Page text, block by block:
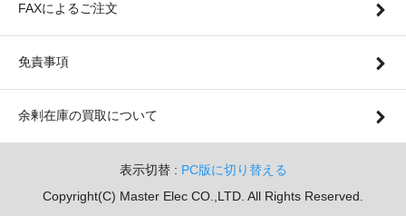
FAXによるご注文
免責事項
余剰在庫の買取について
表示切替 : PC版に切り替える
Copyright(C) Master Elec CO.,LTD. All Rights Reserved.